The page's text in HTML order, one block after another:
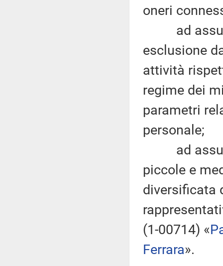
oneri
ad
esclusione
attività
regime dei
parametri
personale;
ad
piccole e
diversificata
(1-00714) «
Ferrara».